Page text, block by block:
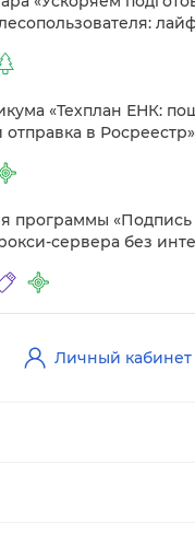
«Техплан ЕНК:
отправка в Росреестр»
программы
сервера без
Личный кабинет